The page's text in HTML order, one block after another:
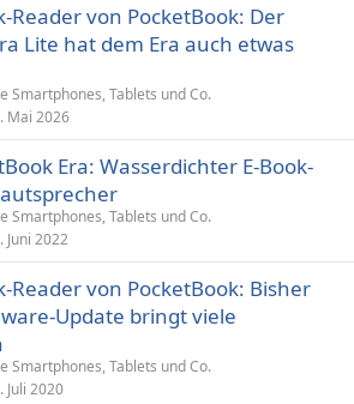
Reader von PocketBook: Der
Lite hat dem Era auch etwas
Smartphones, Tablets und Co.
Mai 2026
Era: Wasserdichter E-Book-
Smartphones, Tablets und Co.
Juni 2022
Reader von PocketBook: Bisher
Update bringt viele
Smartphones, Tablets und Co.
Juli 2020